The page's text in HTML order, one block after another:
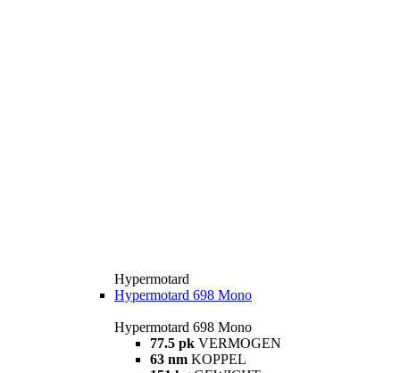
Hypermotard
Hypermotard 698 Mono
Hypermotard 698 Mono
77.5 pk VERMOGEN
63 nm KOPPEL